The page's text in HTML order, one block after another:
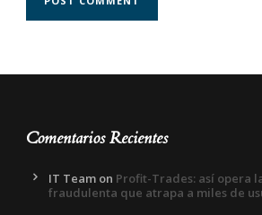
Comentarios Recientes
IT Team on Profit-Trades: así opera
fraudulenta que atrapa a miles de